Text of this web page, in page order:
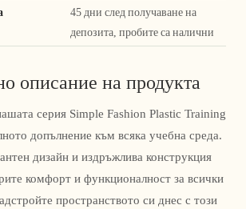
45 дни след получаване на
депозита, пробите са налични
описание на продукта
серия Simple Fashion Plastic Training
допълнение към всяка учебна среда.
дизайн и издръжлива конструкция
комфорт и функционалност за всички
пространството си днес с този